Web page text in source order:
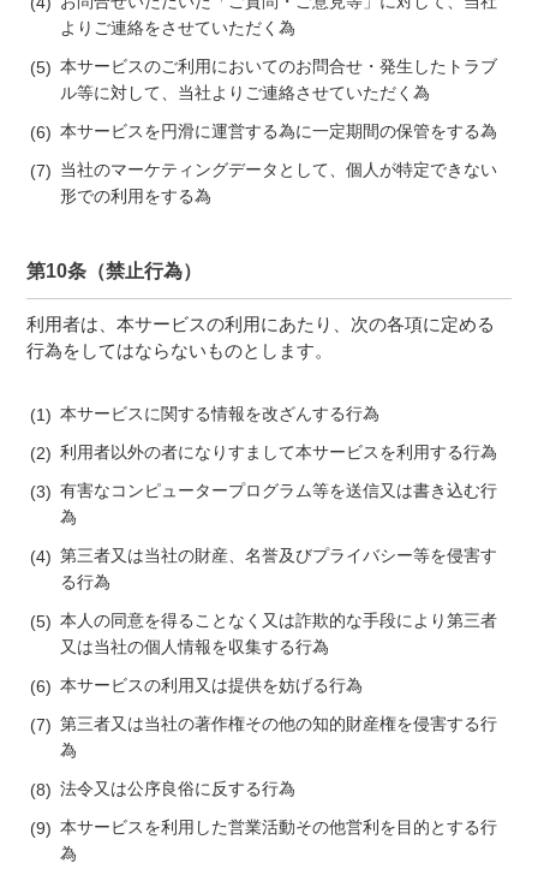
よりご連絡をさせていただく為
本サービスのご利用においてのお問合せ・発生したトラブ
ル等に対して、当社よりご連絡させていただく為
本サービスを円滑に運営する為に一定期間の保管をする為
当社のマーケティングデータとして、個人が特定できない
形での利用をする為
第10条（禁止行為）
利用者は、本サービスの利用にあたり、次の各項に定める
行為をしてはならないものとします。
本サービスに関する情報を改ざんする行為
利用者以外の者になりすまして本サービスを利用する行為
有害なコンピュータープログラム等を送信又は書き込む行
為
第三者又は当社の財産、名誉及びプライバシー等を侵害す
る行為
本人の同意を得ることなく又は詐欺的な手段により第三者
又は当社の個人情報を収集する行為
本サービスの利用又は提供を妨げる行為
第三者又は当社の著作権その他の知的財産権を侵害する行
為
法令又は公序良俗に反する行為
本サービスを利用した営業活動その他営利を目的とする行
為